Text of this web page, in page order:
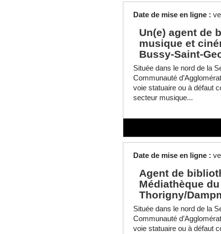
Date de mise en ligne :
Un(e) agent de
musique et
Bussy-Saint-
Située dans le nord de la
Communauté
voie statuaire ou à défaut
secteur musique...
Date de mise en ligne :
Agent de
Médiathèque
Thorigny/
Située dans le nord de la
Communauté
voie statuaire ou à défaut